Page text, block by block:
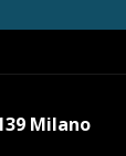
Milano